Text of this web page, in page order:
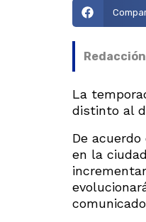
Redacción
La
distinto al
De
en la